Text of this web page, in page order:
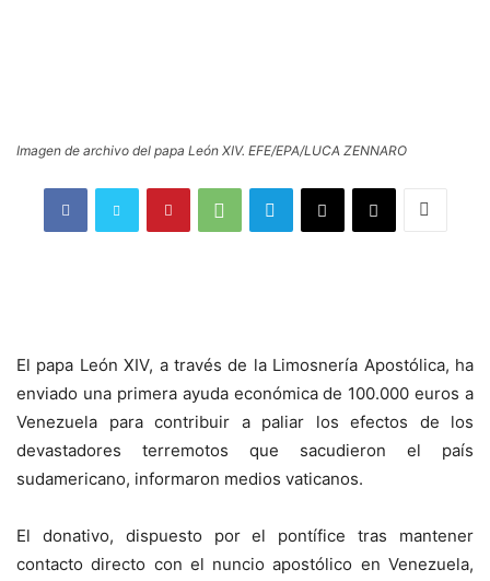
Imagen de archivo del papa León XIV. EFE/EPA/LUCA ZENNARO
El papa León XIV, a través de la Limosnería Apostólica, ha
enviado una primera ayuda económica de 100.000 euros a
Venezuela para contribuir a paliar los efectos de los
devastadores terremotos que sacudieron el país
sudamericano, informaron medios vaticanos.
El donativo, dispuesto por el pontífice tras mantener
contacto directo con el nuncio apostólico en Venezuela,